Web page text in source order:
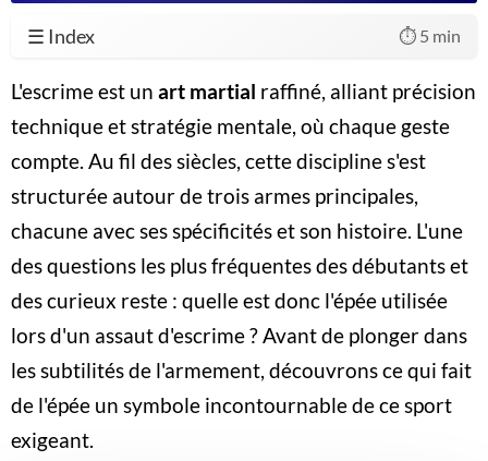
☰ Index ⏱️ 5 min
L'escrime est un art martial raffiné, alliant précision
technique et stratégie mentale, où chaque geste
compte. Au fil des siècles, cette discipline s'est
structurée autour de trois armes principales,
chacune avec ses spécificités et son histoire. L'une
des questions les plus fréquentes des débutants et
des curieux reste : quelle est donc l'épée utilisée
lors d'un assaut d'escrime ? Avant de plonger dans
les subtilités de l'armement, découvrons ce qui fait
de l'épée un symbole incontournable de ce sport
exigeant.